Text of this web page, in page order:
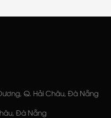
Q. Hải Châu, Đà Nẵng
Đà Nẵng